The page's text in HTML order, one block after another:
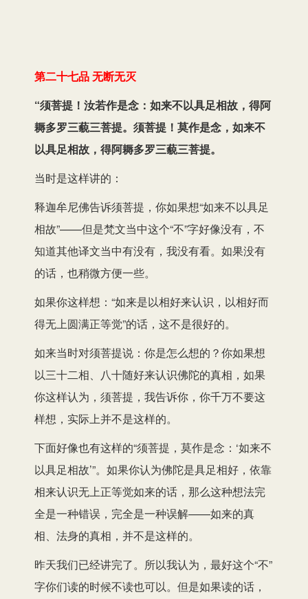
第二十七品 无断无灭
“须菩提！汝若作是念：如来不以具足相故，得阿
耨多罗三藐三菩提。须菩提！莫作是念，如来不
以具足相故，得阿耨多罗三藐三菩提。
当时是这样讲的：
释迦牟尼佛告诉须菩提，你如果想“如来不以具足
相故”——但是梵文当中这个“不”字好像没有，不
知道其他译文当中有没有，我没有看。如果没有
的话，也稍微方便一些。
如果你这样想：“如来是以相好来认识，以相好而
得无上圆满正等觉”的话，这不是很好的。
如来当时对须菩提说：你是怎么想的？你如果想
以三十二相、八十随好来认识佛陀的真相，如果
你这样认为，须菩提，我告诉你，你千万不要这
样想，实际上并不是这样的。
下面好像也有这样的“须菩提，莫作是念：‘如来不
以具足相故’”。如果你认为佛陀是具足相好，依靠
相来认识无上正等觉如来的话，那么这种想法完
全是一种错误，完全是一种误解——如来的真
相、法身的真相，并不是这样的。
昨天我们已经讲完了。所以我认为，最好这个“不”
字你们读的时候不读也可以。但是如果读的话，